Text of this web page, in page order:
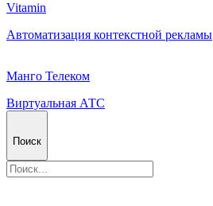
Vitamin
Автоматизация контекстной рекламы
Манго Телеком
Виртуальная АТС
Поиск